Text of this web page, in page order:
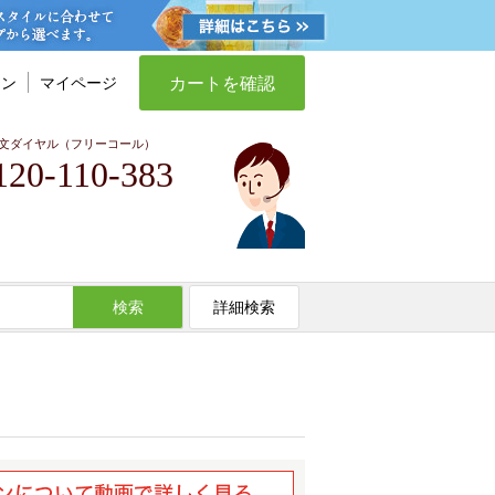
マイページ カートを確認
ダイヤル（フリーコール）
110-383
検索 詳細検索